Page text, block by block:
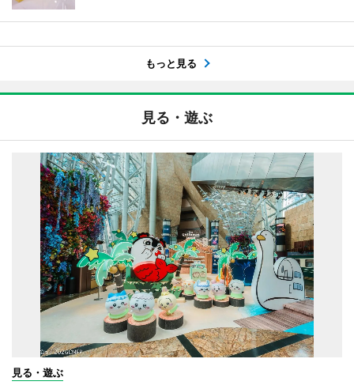
もっと見る
見る・遊ぶ
見る・遊ぶ